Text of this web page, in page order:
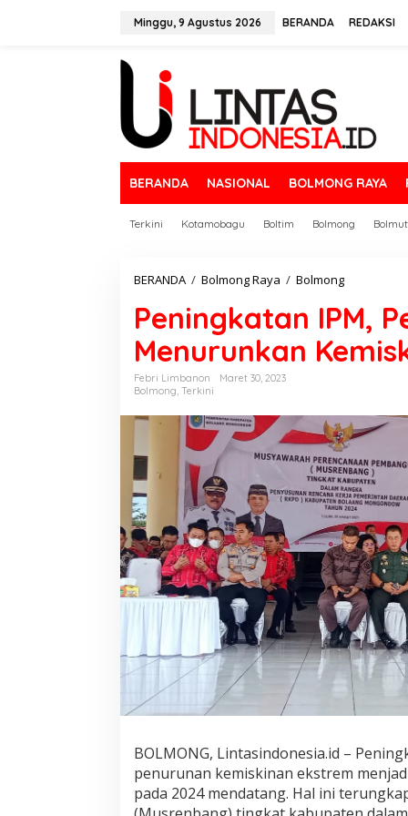
Minggu, 9 Agustus 2026 BERANDA REDAKSI
BERANDA NASIONAL BOLMONG RAYA
Terkini Kotamobagu Boltim Bolmong Bolmut
BERANDA / Bolmong Raya / Bolmong
n
i
n
g
a
n
I
P
M
,
P
e
m
k
a
b
B
o
l
m
o
k
u
s
Peningkatan IPM,
Menurunkan
Febri Limbanon
Maret 30, 2023
Bolmong, Terkini
BOLMONG, Lintasindonesia.id –
penurunan kemiskinan ekstrem
pada 2024 mendatang. Hal ini